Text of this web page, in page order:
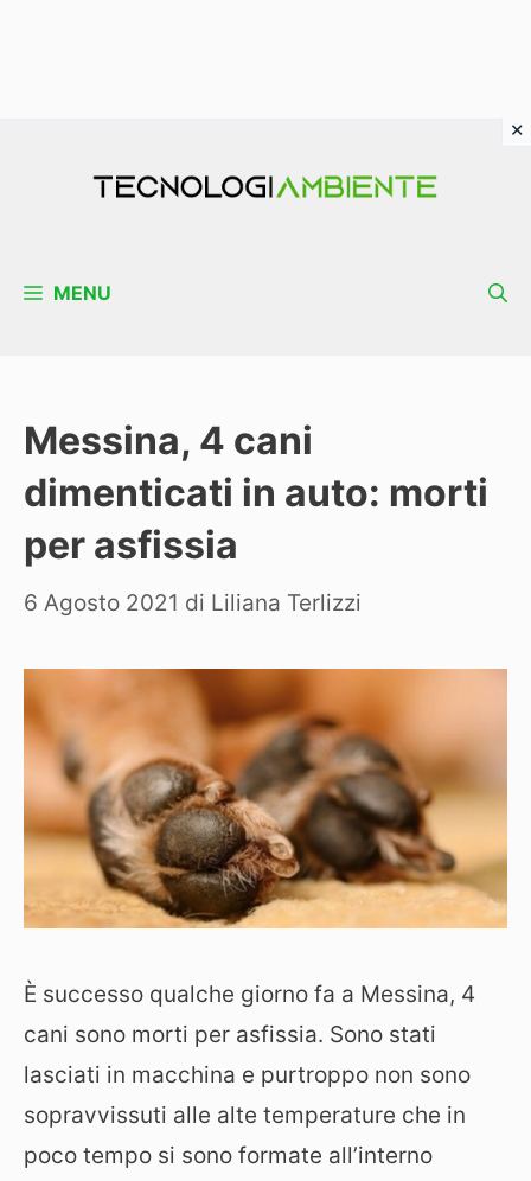
MENU
Messina, 4 cani
dimenticati in auto: morti
per asfissia
6 Agosto 2021 di Liliana Terlizzi
È successo qualche giorno fa a Messina, 4
cani sono morti per asfissia. Sono stati
lasciati in macchina e purtroppo non sono
sopravvissuti alle alte temperature che in
poco tempo si sono formate all’interno